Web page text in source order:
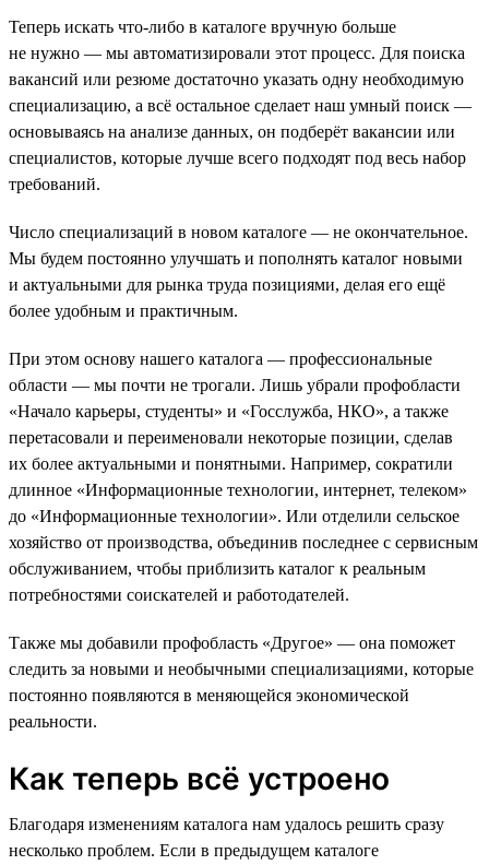
Теперь искать что-либо в каталоге вручную больше
не нужно — мы автоматизировали этот процесс. Для поиска
вакансий или резюме достаточно указать одну необходимую
специализацию, а всё остальное сделает наш умный поиск —
основываясь на анализе данных, он подберёт вакансии или
специалистов, которые лучше всего подходят под весь набор
требований.
Число специализаций в новом каталоге — не окончательное.
Мы будем постоянно улучшать и пополнять каталог новыми
и актуальными для рынка труда позициями, делая его ещё
более удобным и практичным.
При этом основу нашего каталога — профессиональные
области — мы почти не трогали. Лишь убрали профобласти
«Начало карьеры, студенты» и «Госслужба, НКО», а также
перетасовали и переименовали некоторые позиции, сделав
их более актуальными и понятными. Например, сократили
длинное «Информационные технологии, интернет, телеком»
до «Информационные технологии». Или отделили сельское
хозяйство от производства, объединив последнее с сервисным
обслуживанием, чтобы приблизить каталог к реальным
потребностями соискателей и работодателей.
Также мы добавили профобласть «Другое» — она поможет
следить за новыми и необычными специализациями, которые
постоянно появляются в меняющейся экономической
реальности.
Как теперь всё устроено
Благодаря изменениям каталога нам удалось решить сразу
несколько проблем. Если в предыдущем каталоге